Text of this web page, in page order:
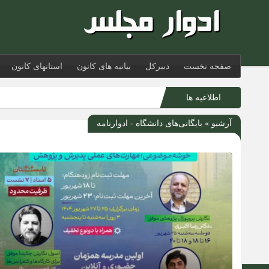
صفحه نخست دبیرکل بیانیه های کانون استانهای کانون
اطلاعیه ها
آرشیو » بایگانی‌های دانشگاه - ادوارنامه